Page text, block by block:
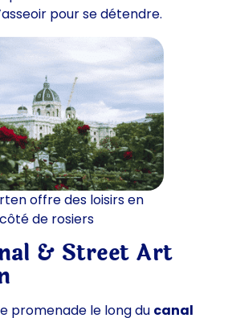
pour se détendre.
offre des loisirs en
de rosiers
& Street Art
promenade le long du canal